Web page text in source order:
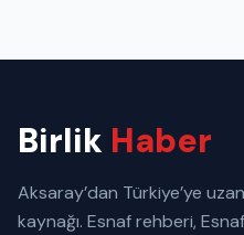
Birlik Haber
Aksaray’dan Türkiye’ye
kaynağı. Esnaf rehberi,